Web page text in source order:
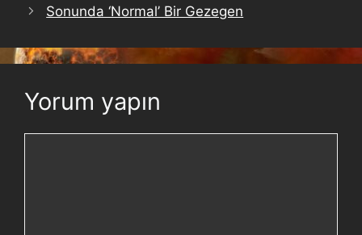
Sonunda ‘Normal’ Bir Gezegen
Yorum yapın